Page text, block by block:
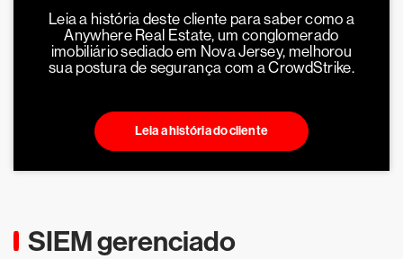
Leia a história deste cliente para saber como a
Anywhere Real Estate, um conglomerado
imobiliário sediado em Nova Jersey, melhorou
sua postura de segurança com a CrowdStrike.
Leia a história do cliente
SIEM gerenciado